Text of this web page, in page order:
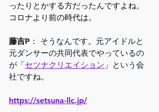
ったりとかする方だったんですよね。
コロナより前の時代は。
藤吉P ： そうなんです。元アイドルと
元ダンサーの共同代表でやっているの
が「セツナクリエイション 」という会
社ですね。
https://setsuna-llc.jp/